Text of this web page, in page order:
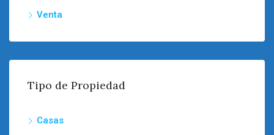
Venta
Tipo de Propiedad
Casas